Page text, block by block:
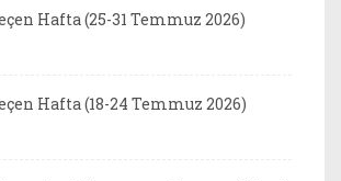
Hafta (25-31 Temmuz 2026)
Hafta (18-24 Temmuz 2026)